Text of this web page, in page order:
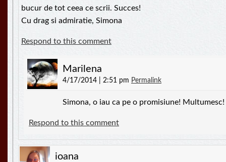
bucur de tot ceea ce scrii. Succes!
Cu drag si admiratie, Simona
Respond to this comment
Marilena
4/17/2014 | 2:51 pm Permalink
Simona, o iau ca pe o promisiune! Multumesc!
Respond to this comment
ioana